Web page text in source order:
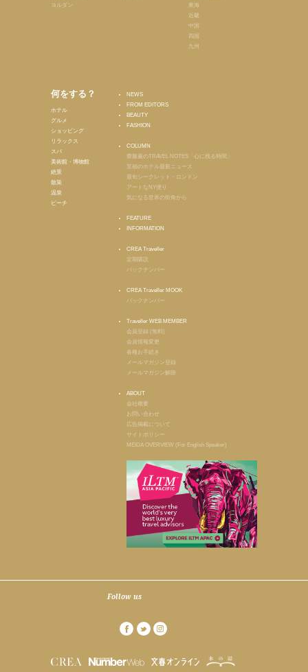
ヨルダン
東海
近畿
中国
四国
九州
何をする？
ホテル
グルメ
ショッピング
リラックス
スパ
美術館・博物館
絶景
散策
温泉
ビーチ
NEWS
FROM EDITORS
BEAUTY
FASHION
COLUMN
齋藤薫のTRAVEL NOTES「心に残る時間」
至福のホテル最新ニュース
最旬シークレット・ロンドン
アートなNY便り
気になる世界の街角から
FEATURE
INFORMATION
CREA Traveller
定期購読
バックナンバー
CREA Traveller MOOK
バックナンバー
Traveller WEB MEMBER
会員登録 (無料)
会員情報変更
各種お手続き
メールマガジン登録
メールマガジン解除
ABOUT
会社概要
お問い合わせ
広告掲載について
サイトポリシー
MEIDA OVERVIEW (For English Speaker)
Follow us